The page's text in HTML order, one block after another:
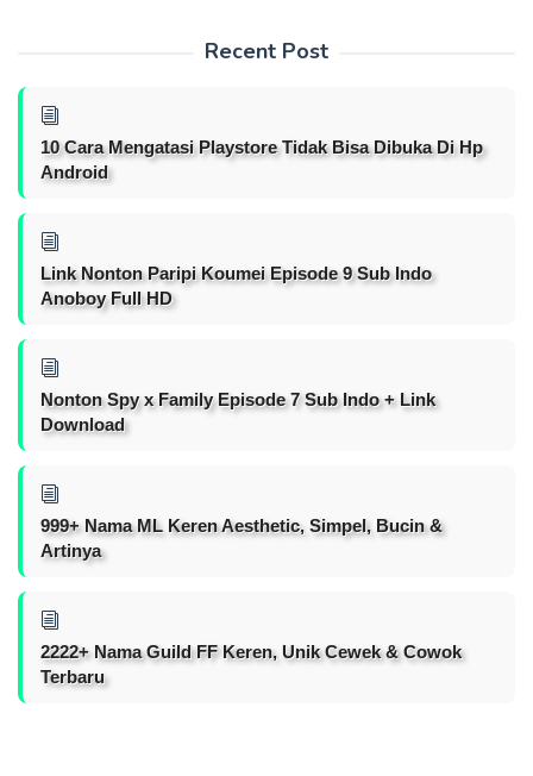
Recent Post
10 Cara Mengatasi Playstore Tidak Bisa Dibuka Di Hp
Android
Link Nonton Paripi Koumei Episode 9 Sub Indo
Anoboy Full HD
Nonton Spy x Family Episode 7 Sub Indo + Link
Download
999+ Nama ML Keren Aesthetic, Simpel, Bucin &
Artinya
2222+ Nama Guild FF Keren, Unik Cewek & Cowok
Terbaru